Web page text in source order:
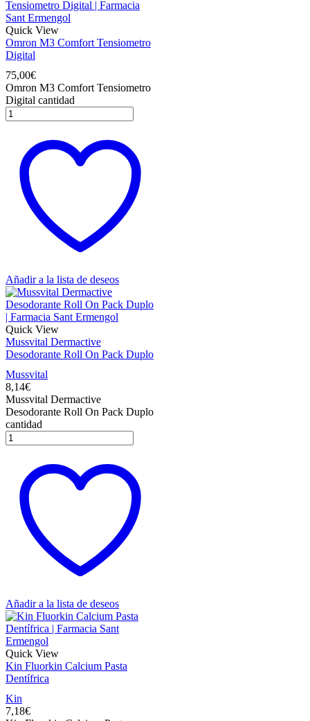
Quick View
Omron M3 Comfort Tensiometro
Digital
75,00€
Omron M3 Comfort Tensiometro
Digital cantidad
Añadir a la lista de deseos
Quick View
Mussvital Dermactive
Desodorante Roll On Pack Duplo
Mussvital
8,14€
Mussvital Dermactive
Desodorante Roll On Pack Duplo
cantidad
Añadir a la lista de deseos
Quick View
Kin Fluorkin Calcium Pasta
Dentífrica
Kin
7,18€